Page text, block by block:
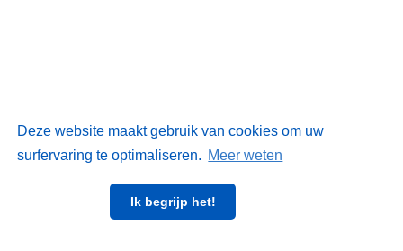
Deze website maakt gebruik van cookies om uw
surfervaring te optimaliseren. Meer weten
Ik begrijp het!